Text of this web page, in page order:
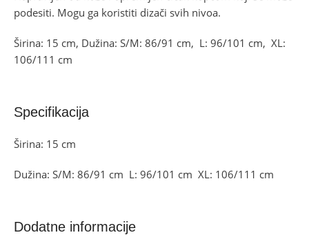
podesiti. Mogu ga koristiti dizači svih nivoa.
Širina: 15 cm, Dužina: S/M: 86/91 cm, L: 96/101 cm, XL:
106/111 cm
Specifikacija
Širina: 15 cm
Dužina: S/M: 86/91 cm L: 96/101 cm XL: 106/111 cm
Dodatne informacije